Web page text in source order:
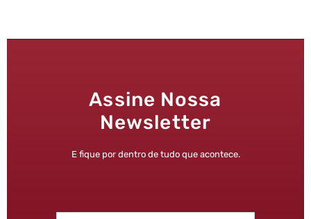
Assine Nossa
Newsletter
E fique por dentro de tudo que acontece.